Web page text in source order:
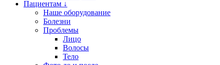
Пациентам ↓
Наше оборудование
Болезни
Проблемы
Лицо
Волосы
Тело